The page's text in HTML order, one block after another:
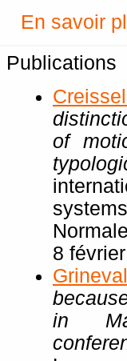
En savoir
Publications
of
8
in